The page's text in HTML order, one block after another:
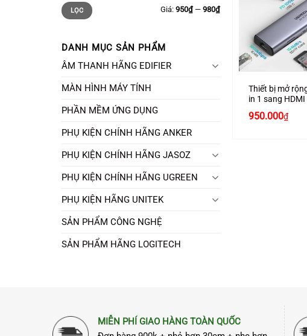
Giá
thấp
nhất
Giá
cao
nhất
LỌC Giá: 950₫— 980₫
DANH MỤC SẢN PHẨM
ÂM THANH HÃNG EDIFIER
MÀN HÌNH MÁY TÍNH
PHẦN MỀM ỨNG DỤNG
PHỤ KIỆN CHÍNH HÃNG ANKER
PHỤ KIỆN CHÍNH HÃNG JASOZ
PHỤ KIỆN CHÍNH HÃNG UGREEN
PHỤ KIỆN HÃNG UNITEK
SẢN PHẨM CÔNG NGHỆ
SẢN PHẨM HÃNG LOGITECH
Thiết bị mở
in 1 sang HDMI
1000Mbps
950.000₫
MIỄN PHÍ GIAO HÀNG TOÀN QUỐC